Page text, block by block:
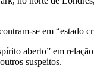
se em
aberto” em
suspeitos.